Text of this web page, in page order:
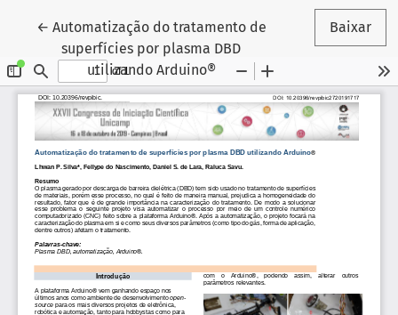
← Voltar aos Detalhes do Artigo
Automatização do tratamento de
superfícies por plasma DBD
utilizando Arduino®
Baixar